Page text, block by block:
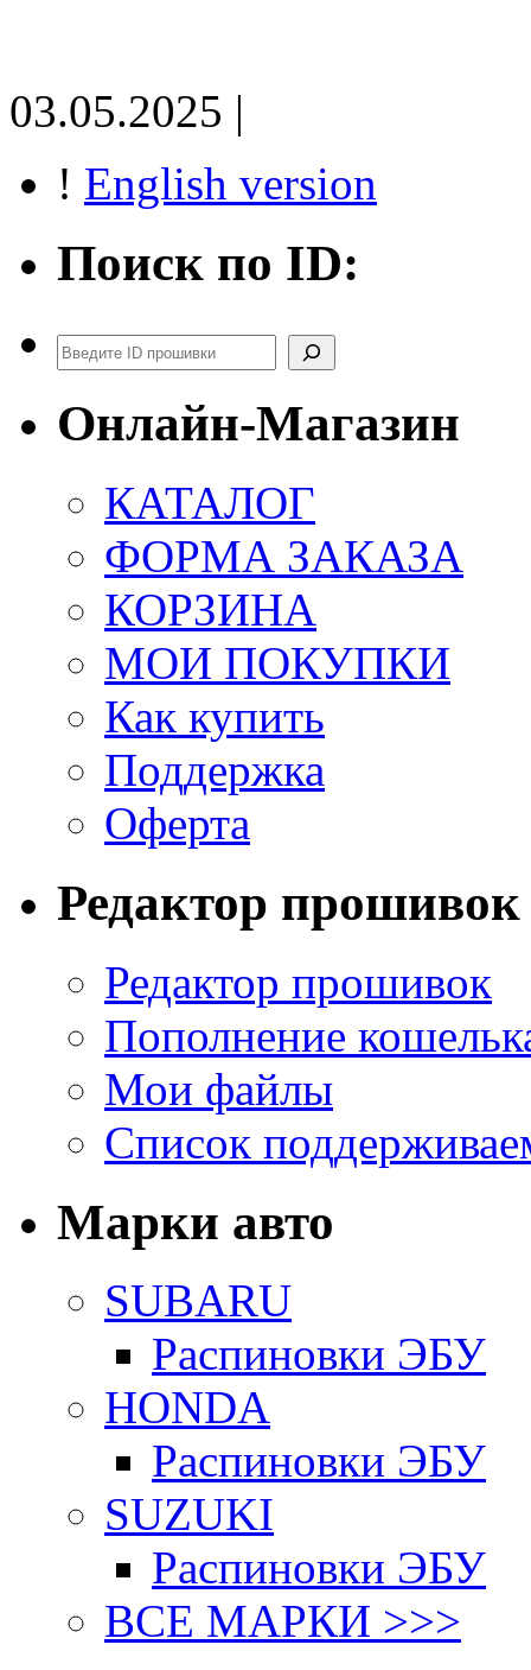
03.05.2025 |
! English version
Поиск по ID:
Поиск
Онлайн-Магазин
КАТАЛОГ
ФОРМА ЗАКАЗА
КОРЗИНА
МОИ ПОКУПКИ
Как купить
Поддержка
Оферта
Редактор прошивок
Редактор прошивок
Пополнение
Мои файлы
Список
Марки авто
SUBARU
Распиновки ЭБУ
HONDA
Распиновки ЭБУ
SUZUKI
Распиновки ЭБУ
ВСЕ МАРКИ >>>